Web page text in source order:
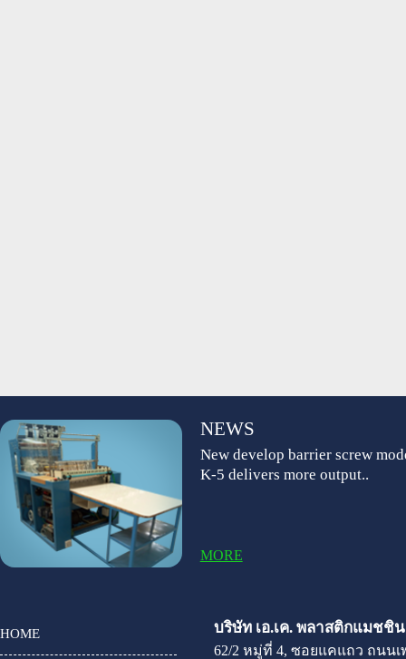
NEWS
New develop barrier screw
K-5 delivers more output..
MORE
HOME บริษัท เอ.เค. พลาสติกแมชชิ
62/2 หมู่ที่ 4, ซอยแคแถว ถนนเ